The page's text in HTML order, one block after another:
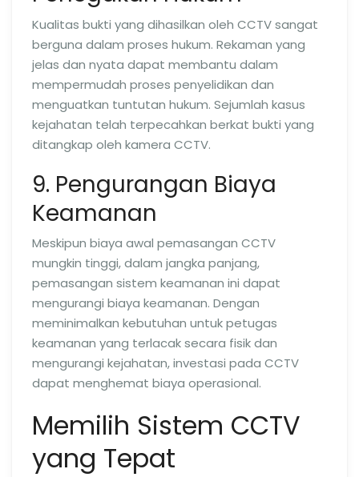
Kualitas bukti yang dihasilkan oleh CCTV sangat
berguna dalam proses hukum. Rekaman yang
jelas dan nyata dapat membantu dalam
mempermudah proses penyelidikan dan
menguatkan tuntutan hukum. Sejumlah kasus
kejahatan telah terpecahkan berkat bukti yang
ditangkap oleh kamera CCTV.
9. Pengurangan Biaya
Keamanan
Meskipun biaya awal pemasangan CCTV
mungkin tinggi, dalam jangka panjang,
pemasangan sistem keamanan ini dapat
mengurangi biaya keamanan. Dengan
meminimalkan kebutuhan untuk petugas
keamanan yang terlacak secara fisik dan
mengurangi kejahatan, investasi pada CCTV
dapat menghemat biaya operasional.
Memilih Sistem CCTV
yang Tepat